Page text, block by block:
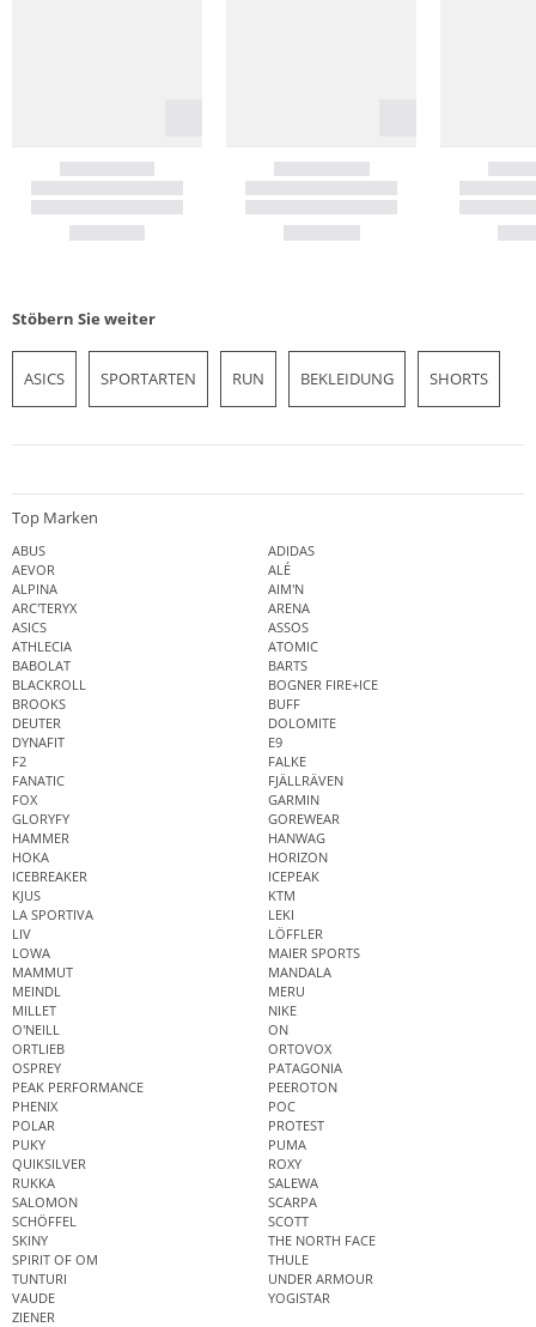
Stöbern Sie weiter
ASICS SPORTARTEN RUN BEKLEIDUNG SHORTS
Top Marken
ABUS
ADIDAS
AEVOR
ALÉ
ALPINA
AIM'N
ARC'TERYX
ARENA
ASICS
ASSOS
ATHLECIA
ATOMIC
BABOLAT
BARTS
BLACKROLL
BOGNER FIRE+ICE
BROOKS
BUFF
DEUTER
DOLOMITE
DYNAFIT
E9
F2
FALKE
FANATIC
FJÄLLRÄVEN
FOX
GARMIN
GLORYFY
GOREWEAR
HAMMER
HANWAG
HOKA
HORIZON
ICEBREAKER
ICEPEAK
KJUS
KTM
LA SPORTIVA
LEKI
LIV
LÖFFLER
LOWA
MAIER SPORTS
MAMMUT
MANDALA
MEINDL
MERU
MILLET
NIKE
O'NEILL
ON
ORTLIEB
ORTOVOX
OSPREY
PATAGONIA
PEAK PERFORMANCE
PEEROTON
PHENIX
POC
POLAR
PROTEST
PUKY
PUMA
QUIKSILVER
ROXY
RUKKA
SALEWA
SALOMON
SCARPA
SCHÖFFEL
SCOTT
SKINY
THE NORTH FACE
SPIRIT OF OM
THULE
TUNTURI
UNDER ARMOUR
VAUDE
YOGISTAR
ZIENER